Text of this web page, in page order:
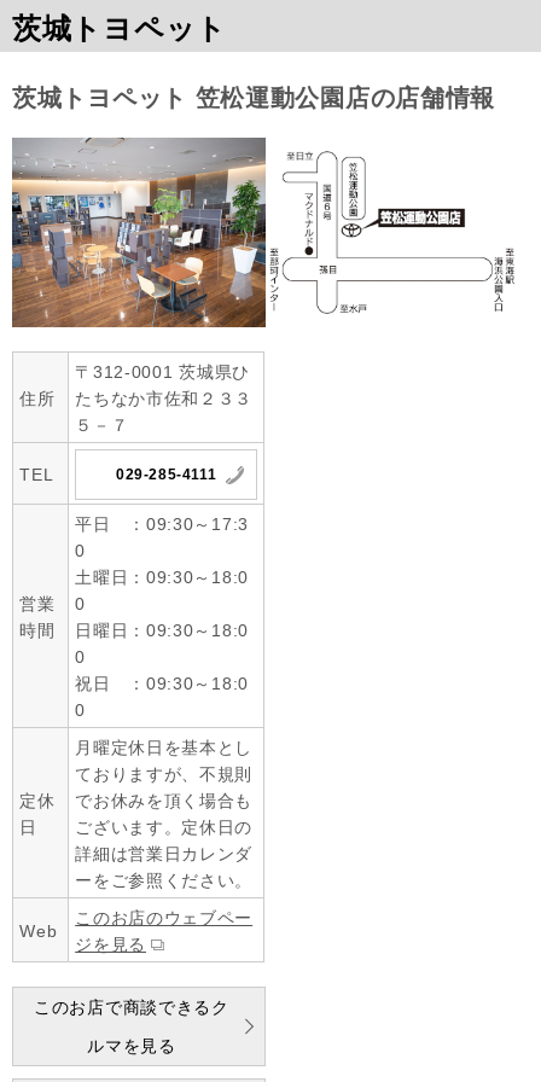
茨城トヨペット
茨城トヨペット 笠松運動公園店の店舗情報
住所
〒312-0001 茨城県ひ
たちなか市佐和２３３
５－７
TEL 029-285-4111
営業
時間
平日 ：09:30～17:3
0
土曜日：09:30～18:0
0
日曜日：09:30～18:0
0
祝日 ：09:30～18:0
0
定休
日
月曜定休日を基本とし
ておりますが、不規則
でお休みを頂く場合も
ございます。定休日の
詳細は営業日カレンダ
ーをご参照ください。
Web
このお店のウェブペー
ジを見る
このお店で商談できるク
ルマを見る